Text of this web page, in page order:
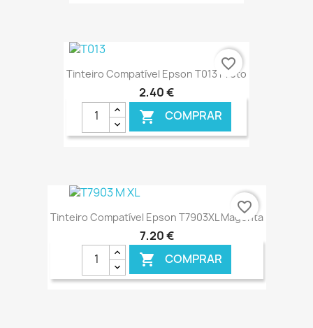
€ ONLINE
Tinteiro Compatível Epson T013 Preto
2,40 €
 COMPRAR
€ ONLINE
favorite_border
Tinteiro Compatível Epson T7903XL Magenta
7,20 €
 COMPRAR
favorite_border